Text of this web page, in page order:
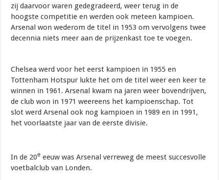
zij daarvoor waren gedegradeerd, weer terug in de
hoogste competitie en werden ook meteen kampioen.
Arsenal won wederom de titel in 1953 om vervolgens twee
decennia niets meer aan de prijzenkast toe te voegen.
Chelsea werd voor het eerst kampioen in 1955 en
Tottenham Hotspur lukte het om de titel weer een keer te
winnen in 1961. Arsenal kwam na jaren weer bovendrijven,
de club won in 1971 weereens het kampioenschap. Tot
slot werd Arsenal ook nog kampioen in 1989 en in 1991,
het voorlaatste jaar van de eerste divisie.
In de 20e eeuw was Arsenal verreweg de meest succesvolle
voetbalclub van Londen.